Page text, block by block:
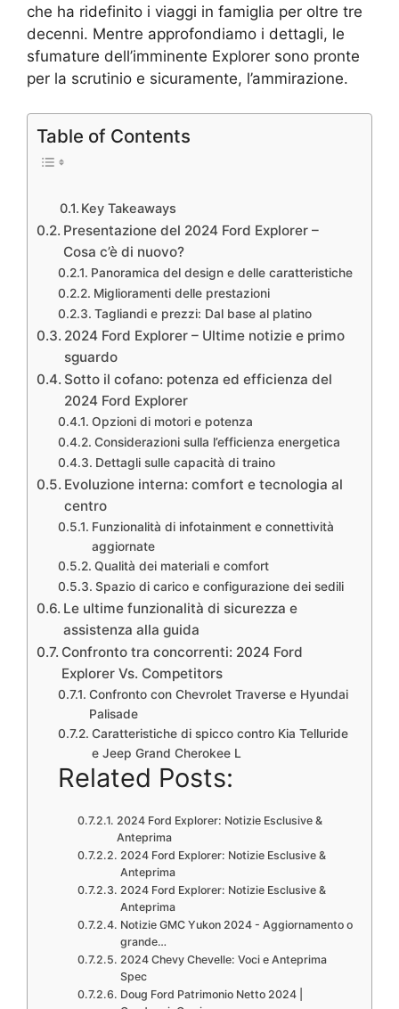
che ha ridefinito i viaggi in famiglia per oltre tre
decenni. Mentre approfondiamo i dettagli, le
sfumature dell’imminente Explorer sono pronte
per la scrutinio e sicuramente, l’ammirazione.
Table of Contents
Key Takeaways
Presentazione del 2024 Ford Explorer –
Cosa c’è di nuovo?
Panoramica del design e delle caratteristiche
Miglioramenti delle prestazioni
Tagliandi e prezzi: Dal base al platino
2024 Ford Explorer – Ultime notizie e primo
sguardo
Sotto il cofano: potenza ed efficienza del
2024 Ford Explorer
Opzioni di motori e potenza
Considerazioni sulla l’efficienza energetica
Dettagli sulle capacità di traino
Evoluzione interna: comfort e tecnologia al
centro
Funzionalità di infotainment e connettività
aggiornate
Qualità dei materiali e comfort
Spazio di carico e configurazione dei sedili
Le ultime funzionalità di sicurezza e
assistenza alla guida
Confronto tra concorrenti: 2024 Ford
Explorer Vs. Competitors
Confronto con Chevrolet Traverse e Hyundai
Palisade
Caratteristiche di spicco contro Kia Telluride
e Jeep Grand Cherokee L
Related Posts:
2024 Ford Explorer: Notizie Esclusive &
Anteprima
2024 Ford Explorer: Notizie Esclusive &
Anteprima
2024 Ford Explorer: Notizie Esclusive &
Anteprima
Notizie GMC Yukon 2024 - Aggiornamento o
grande…
2024 Chevy Chevelle: Voci e Anteprima
Spec
Doug Ford Patrimonio Netto 2024 |